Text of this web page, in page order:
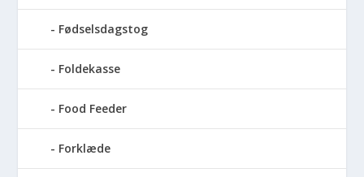
Fødselsdagstog
Foldekasse
Food Feeder
Forklæde